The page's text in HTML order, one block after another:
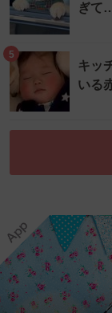
ぎて
5
キッ
いる